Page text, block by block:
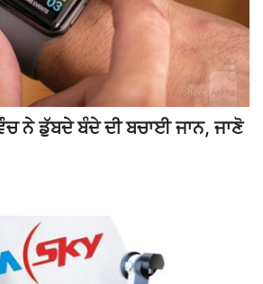
ਨੇ ਡੁੱਬਦੇ ਬੰਦੇ ਦੀ ਬਚਾਈ ਜਾਨ, ਜਾਣੋ